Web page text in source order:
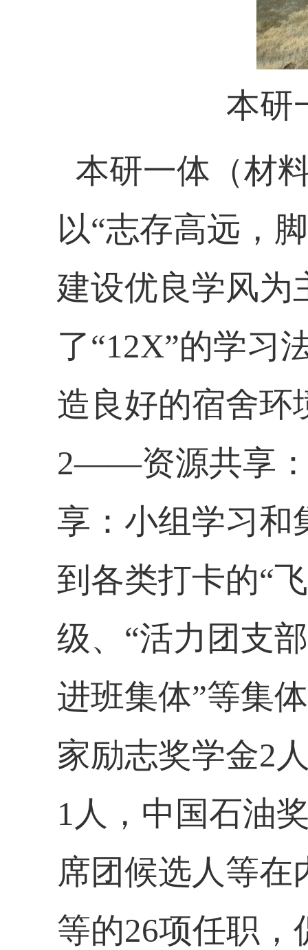
本研
本研一体（材
以“志存高远，
建设优良学风为
了“12X”的学习
造良好的宿舍环
2——资源共享：
享：小组学习和
到各类打卡的“
级、“活力团支
进班集体”等集
家励志奖学金2
1人，中国石油
席团候选人等在
等的26项任职，